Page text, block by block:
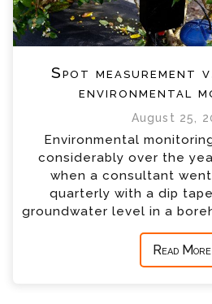
Spot measurement
environmental
August 25,
Environmental
considerably over the
when a consultant
quarterly with a dip
groundwater level in a
Read More